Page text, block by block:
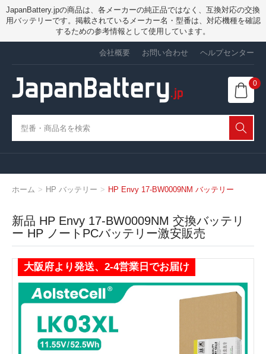
JapanBattery.jpの商品は、各メーカーの純正品ではなく、互換対応の交換
用バッテリーです。掲載されているメーカー名・型番は、対応機種を確認
するための参考情報として使用しています。
会社概要 お問い合わせ ヘルプセンター
0
ホーム HP バッテリー HP Envy 17-BW0009NM バッテリー
新品 HP Envy 17-BW0009NM 交換バッテリ
ー HP ノートPCバッテリー激安販売
大阪府より発送、2-4営業日でお届け